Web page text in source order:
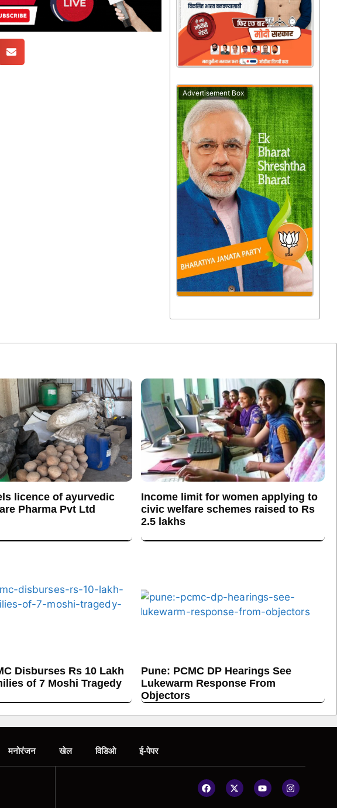
Advertisement Box
licence of ayurvedic
Pharma Pvt Ltd
Income limit for women applying to
civic welfare schemes raised to Rs
2.5 lakhs
Disburses Rs 10 Lakh
of 7 Moshi Tragedy
Pune: PCMC DP Hearings See
Lukewarm Response From
Objectors
मनोरंजन खेल विडिओ ई-पेपर